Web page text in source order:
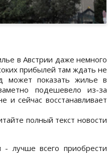
в Австрии даже немного
прибылей там ждать не
может показать жилье в
подешевело из-за
и сейчас восстанавливает
полный текст новости
лучше всего приобрести